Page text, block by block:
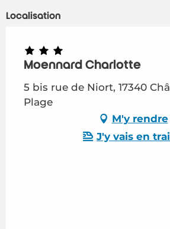
Localisation
Moennard Charlotte
5 bis rue de Niort, 17340
Plage
M'y rendre
J'y vais en